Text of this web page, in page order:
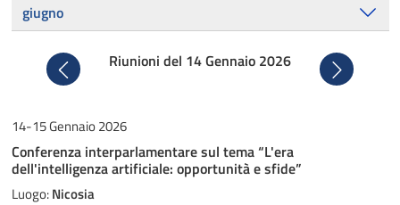
giugno
PrecedenteRiunioni del 14 Gennaio 2026 Successivo
14-15 Gennaio 2026
Conferenza interparlamentare sul tema “L'era
dell'intelligenza artificiale: opportunità e sfide”
Luogo:Nicosia